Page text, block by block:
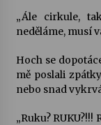
„Ále cirkule,
neděláme, musí
Hoch se
mě poslali
nebo snad
„Ruku?